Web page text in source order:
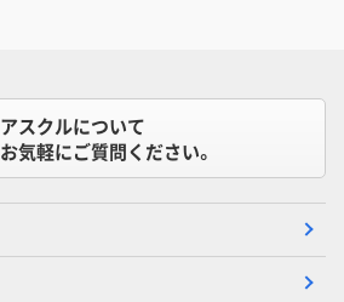
アスクルについて
お気軽にご質問ください。